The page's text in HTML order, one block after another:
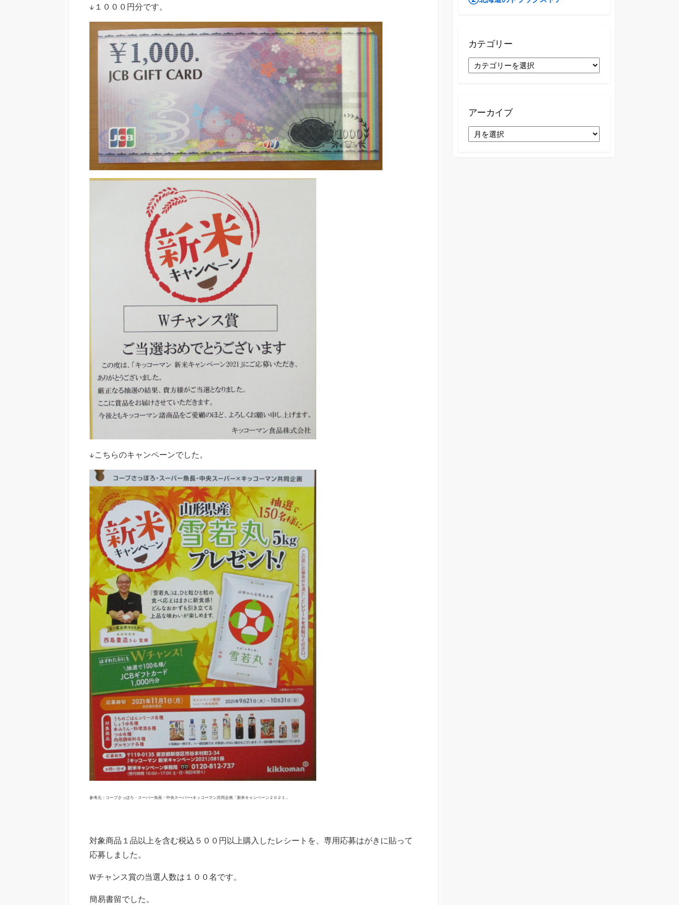
↓１０００円分です。
↓こちらのキャンペーンでした。
参考元：コープさっぽろ・スーパー魚長・中央スーパー×キッコーマン共同企画「新米キャンペーン２０２１」
対象商品１品以上を含む税込５００円以上購入したレシートを、専用応募はがきに貼って
応募しました。
Wチャンス賞の当選人数は１００名です。
簡易書留でした。
カテゴリー
カ
テ
アーカイブ
ー